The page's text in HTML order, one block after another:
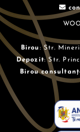
Birou : Str.
Depozit: Str.
Birou